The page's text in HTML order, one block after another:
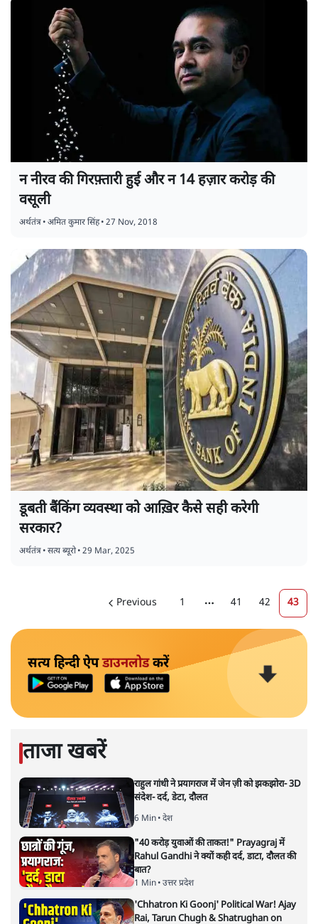
न नीरव की गिरफ़्तारी हुई और न 14 हज़ार करोड़ की
वसूली
अर्थतंत्र•अमित कुमार सिंह•27 Nov, 2018
डूबती बैंकिंग व्यवस्था को आख़िर कैसे सही करेगी
सरकार?
अर्थतंत्र•सत्य ब्यूरो•29 Mar, 2025
Previous 1 More pages
41 42 43
सत्य हिन्दी ऐपडाउनलोडकरें
ताजा खबरें
राहुल गांधी ने प्रयागराज में जेन ज़ी को झकझोरा- 3D
संदेश- दर्द, डेटा, दौलत
6 Min• देश
"40 करोड़ युवाओं की ताकत!" Prayagraj में
Rahul Gandhi ने क्यों कही दर्द, डाटा, दौलत की
बात?
1 Min• उत्तर प्रदेश
'Chhatron Ki Goonj' Political War! Ajay
Rai, Tarun Chugh & Shatrughan on